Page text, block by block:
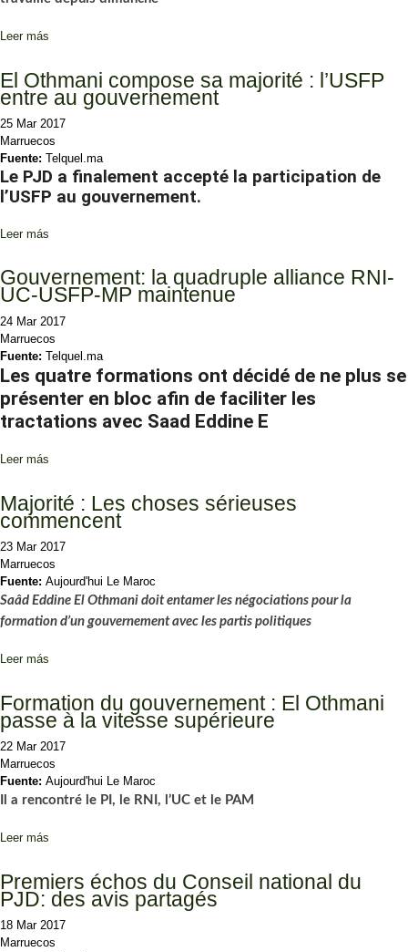
Leer más
El Othmani compose sa majorité : l’USFP
entre au gouvernement
25 Mar 2017
Marruecos
Fuente: Telquel.ma
Le PJD a finalement accepté la participation de
l’USFP au gouvernement.
Leer más
Gouvernement: la quadruple alliance RNI-
UC-USFP-MP maintenue
24 Mar 2017
Marruecos
Fuente: Telquel.ma
Les quatre formations ont décidé de ne plus se
présenter en bloc afin de faciliter les
tractations avec Saad Eddine E
Leer más
Majorité : Les choses sérieuses
commencent
23 Mar 2017
Marruecos
Fuente: Aujourd'hui Le Maroc
Saâd Eddine El Othmani doit entamer les négociations pour la
formation d’un gouvernement avec les partis politiques
Leer más
Formation du gouvernement : El Othmani
passe à la vitesse supérieure
22 Mar 2017
Marruecos
Fuente: Aujourd'hui Le Maroc
Il a rencontré le PI, le RNI, l’UC et le PAM
Leer más
Premiers échos du Conseil national du
PJD: des avis partagés
18 Mar 2017
Marruecos